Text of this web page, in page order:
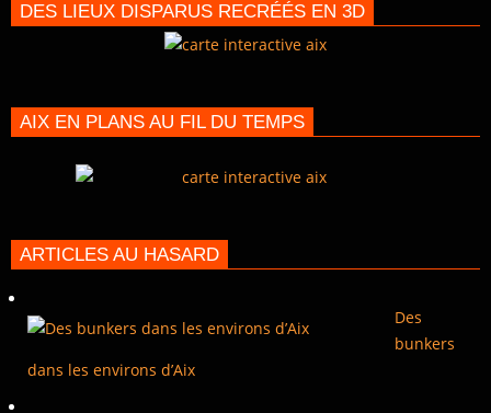
DES LIEUX DISPARUS RECRÉÉS EN 3D
AIX EN PLANS AU FIL DU TEMPS
ARTICLES AU HASARD
Des
bunkers
dans les environs d’Aix